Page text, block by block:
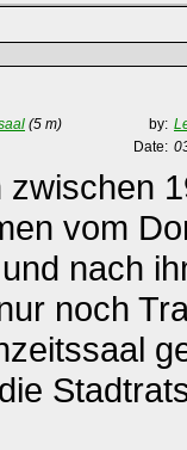
(5 m) by:
Date:
zwischen
vom
nach
noch